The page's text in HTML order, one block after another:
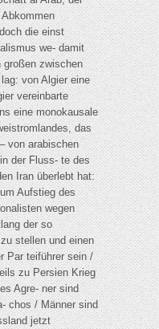
die einst
we- damit
großen zwischen
von Algier eine
vereinbarte
eine monokausale
das
von arabischen
der Fluss- te des
Iran überlebt hat:
Aufstieg des
wegen
der so
stellen und einen
Par teiführer sein /
zu Persien Krieg
Agre- ner sind
chos / Männer sind
jetzt